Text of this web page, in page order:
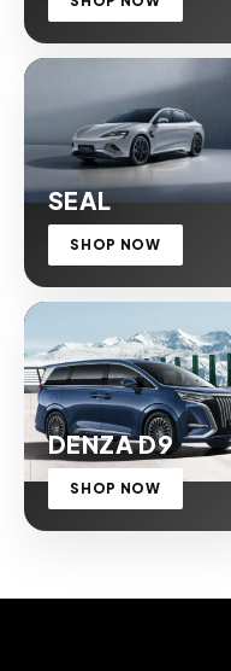
SEAL
SHOP NOW
DENZA D9
SHOP NOW